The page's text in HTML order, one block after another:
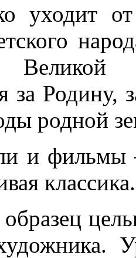
уходит
за Родину,
родной
и